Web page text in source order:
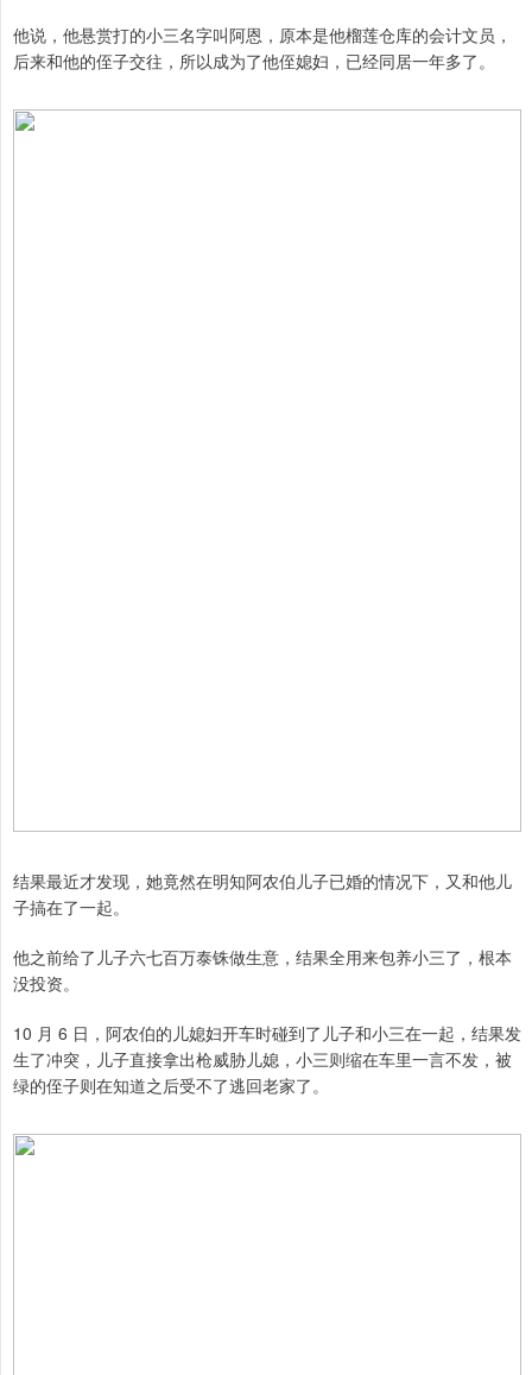
他说，他悬赏打的小三名字叫阿恩，原本是他榴莲仓库的会计文员，
后来和他的侄子交往，所以成为了他侄媳妇，已经同居一年多了。
结果最近才发现，她竟然在明知阿农伯儿子已婚的情况下，又和他儿
子搞在了一起。
他之前给了儿子六七百万泰铢做生意，结果全用来包养小三了，根本
没投资。
10 月 6 日，阿农伯的儿媳妇开车时碰到了儿子和小三在一起，结果发
生了冲突，儿子直接拿出枪威胁儿媳，小三则缩在车里一言不发，被
绿的侄子则在知道之后受不了逃回老家了。